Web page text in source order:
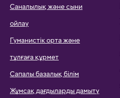
Саналылық және сыни
ойлау
Гуманистік орта және
тұлғаға құрмет
Сапалы базалық білім
Жұмсақ дағдыларды дамыту